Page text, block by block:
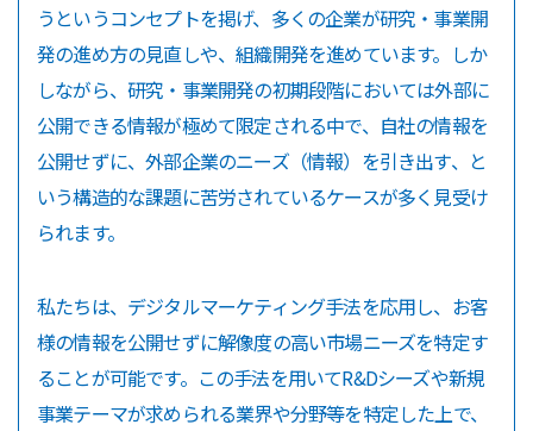
うというコンセプトを掲げ、多くの企業が研究・事業開
発の進め方の見直しや、組織開発を進めています。しか
しながら、研究・事業開発の初期段階においては外部に
公開できる情報が極めて限定される中で、自社の情報を
公開せずに、外部企業のニーズ（情報）を引き出す、と
いう構造的な課題に苦労されているケースが多く見受け
られます。
私たちは、デジタルマーケティング手法を応用し、お客
様の情報を公開せずに解像度の高い市場ニーズを特定す
ることが可能です。この手法を用いてR&Dシーズや新規
事業テーマが求められる業界や分野等を特定した上で、